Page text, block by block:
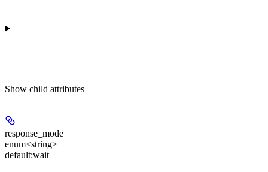
Show child attributes
response_mode
enum<string>
default:wait